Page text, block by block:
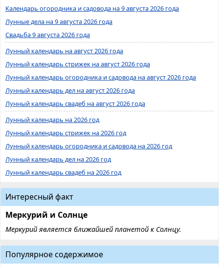
Календарь огородника и садовода на 9 августа 2026 года
Лунные дела на 9 августа 2026 года
Свадьба 9 августа 2026 года
Лунный календарь на август 2026 года
Лунный календарь стрижек на август 2026 года
Лунный календарь огородника и садовода на август 2026 года
Лунный календарь дел на август 2026 года
Лунный календарь свадеб на август 2026 года
Лунный календарь на 2026 год
Лунный календарь стрижек на 2026 год
Лунный календарь огородника и садовода на 2026 год
Лунный календарь дел на 2026 год
Лунный календарь свадеб на 2026 год
Интересный факт
Меркурий и Солнце
Меркурий является ближайшей планетой к Солнцу.
Популярное содержимое